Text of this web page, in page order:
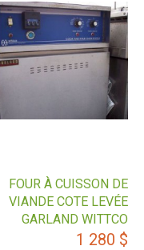
FOUR À CUISSON DE
VIANDE COTE LEVÉE
GARLAND WITTCO
1 280 $